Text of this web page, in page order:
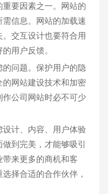
要因素之一。网站的
信息。网站的加载速
交互设计也要符合用
用户反馈。
问题。保护用户的隐
网站建设技术和加密
公司网站时必不可少
计、内容、用户体验
到完美，才能够吸引
来更多的商机和客
择合适的合作伙伴，